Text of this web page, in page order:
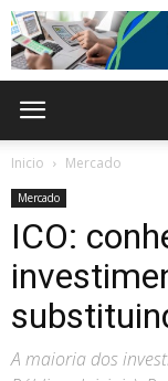
Inicio Mercado
Mercado
ICO:
A maioria dos